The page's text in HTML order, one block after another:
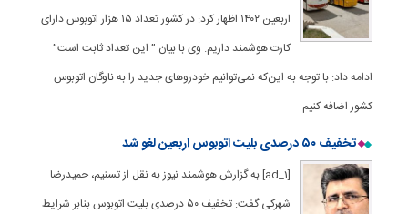
اربعین ۱۴۰۲ اظهار کرد: در کشور تعداد ۱۵ هزار اتوبوس دارای
کارت هوشمند داریم. وی با بیان ” این تعداد ثابت است”
ادامه داد: با توجه به این‌که نمی‌توانیم خودروهای جدید را به ناوگان اتوبوس
کشور اضافه کنیم
تخفیف ۵۰ درصدی بلیت اتوبوس اربعین لغو شد
[ad_1] به گزارش هوشمند نیوز به نقل از تسنیم، حمیدرضا
شهرکی گفت: تخفیف ۵۰ درصدی بلیت اتوبوس بنابر شرایط